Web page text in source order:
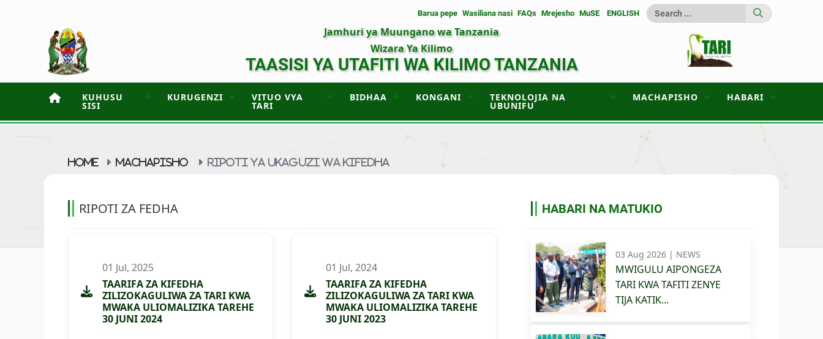
Barua pepe Wasiliana nasi FAQs Mrejesho MuSE ENGLISH
Jamhuri ya Muungano wa Tanzania
Wizara Ya Kilimo
TAASISI YA UTAFITI WA KILIMO TANZANIA
KUHUSU
SISI
KURUGENZI VITUO VYA
TARI
BIDHAA KONGANI TEKNOLOJIA NA
UBUNIFU
MACHAPISHO HABARI
HOME MACHAPISHO RIPOTI YA UKAGUZI WA KIFEDHA
RIPOTI ZA FEDHA
01 Jul, 2025
TAARIFA ZA KIFEDHA
ZILIZOKAGULIWA ZA TARI KWA
MWAKA ULIOMALIZIKA TAREHE
30 JUNI 2024
01 Jul, 2024
TAARIFA ZA KIFEDHA
ZILIZOKAGULIWA ZA TARI KWA
MWAKA ULIOMALIZIKA TAREHE
30 JUNI 2023
HABARI NA MATUKIO
03 Aug 2026 | NEWS
MWIGULU AIPONGEZA
TARI KWA TAFITI ZENYE
TIJA KATIK...